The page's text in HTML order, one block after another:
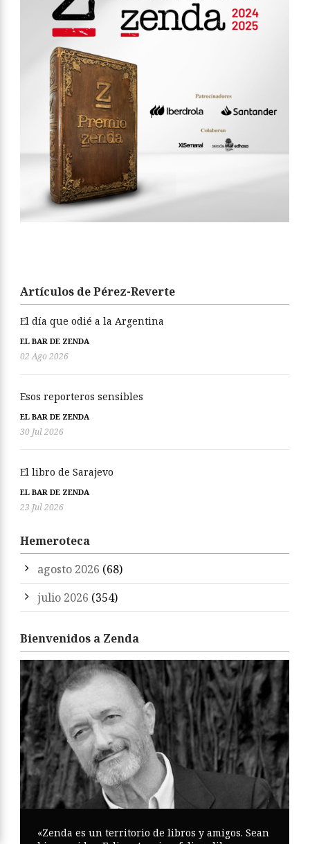
Artículos de Pérez-Reverte
El día que odié a la Argentina
EL BAR DE ZENDA
02 Ago 2026
Esos reporteros sensibles
EL BAR DE ZENDA
30 Jul 2026
El libro de Sarajevo
EL BAR DE ZENDA
23 Jul 2026
Hemeroteca
agosto 2026 (68)
julio 2026 (354)
Bienvenidos a Zenda
«Zenda es un territorio de libros y amigos. Sean